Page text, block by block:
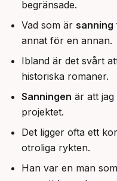
begränsade.
Vad som är sanning
annat för en annan.
Ibland är det svårt
historiska romaner.
Sanningen är att
projektet.
Det ligger ofta ett
otroliga rykten.
Han var en man